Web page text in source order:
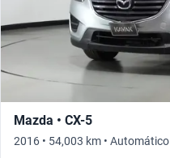
Mazda • CX-5
2016 • 54,003 km • Automático